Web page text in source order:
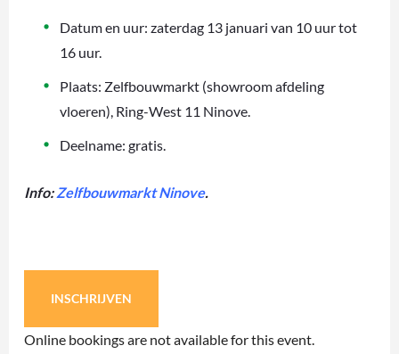
Datum en uur: zaterdag 13 januari van 10 uur tot
16 uur.
Plaats: Zelfbouwmarkt (showroom afdeling
vloeren), Ring-West 11 Ninove.
Deelname: gratis.
Info: Zelfbouwmarkt Ninove.
INSCHRIJVEN
Online bookings are not available for this event.